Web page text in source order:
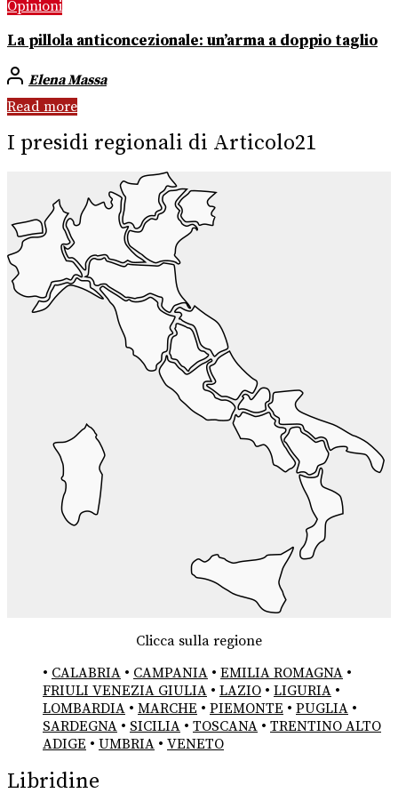
Opinioni
La pillola anticoncezionale: un’arma a doppio taglio
Elena Massa
Read more
I presidi regionali di Articolo21
Clicca sulla regione
• CALABRIA • CAMPANIA • EMILIA ROMAGNA •
FRIULI VENEZIA GIULIA • LAZIO • LIGURIA •
LOMBARDIA • MARCHE • PIEMONTE • PUGLIA •
SARDEGNA • SICILIA • TOSCANA • TRENTINO ALTO
ADIGE • UMBRIA • VENETO
Libridine